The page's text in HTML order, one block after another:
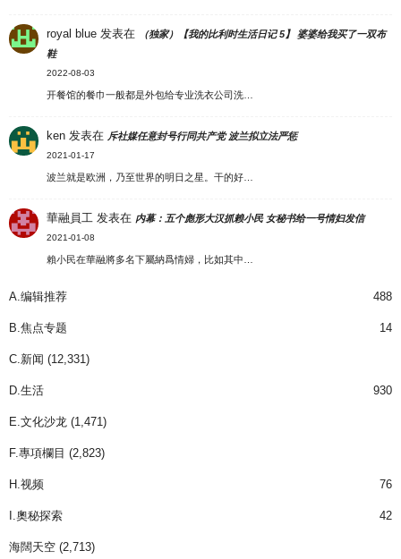
royal blue 发表在
（独家）【我的比利时生活日记 5】 婆婆给我买了一双布
鞋
2022-08-03
开餐馆的餐巾一般都是外包给专业洗衣公司洗…
ken 发表在 斥社媒任意封号行同共产党 波兰拟立法严惩
2021-01-17
波兰就是欧洲，乃至世界的明日之星。干的好…
華融員工 发表在 内幕：五个彪形大汉抓赖小民 女秘书给一号情妇发信
2021-01-08
賴小民在華融將多名下屬納爲情婦，比如其中…
A.编辑推荐 488
B.焦点专题 14
C.新闻 (12,331)
D.生活 930
E.文化沙龙 (1,471)
F.專項欄目 (2,823)
H.视频 76
I.奧秘探索 42
海闊天空 (2,713)